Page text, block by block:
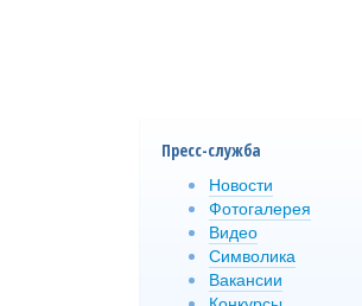
Пресс-служба
Новости
Фотогалерея
Видео
Символика
Вакансии